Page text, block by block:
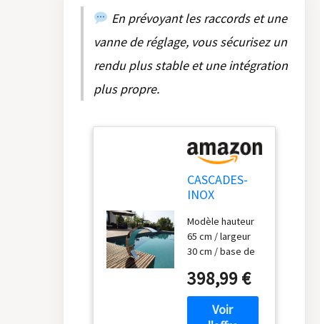
En prévoyant les raccords et une
vanne de réglage, vous sécurisez un
rendu plus stable et une intégration
plus propre.
CASCADES-
INOX
Piscine
Bassin
Modèle Cobra
Hauteur
65cm
Modèle hauteur
65 cm / largeur
30 cm / base de
16 cm / pompe
recommandée :
0,33 cv à 2 cv /
398,99 €